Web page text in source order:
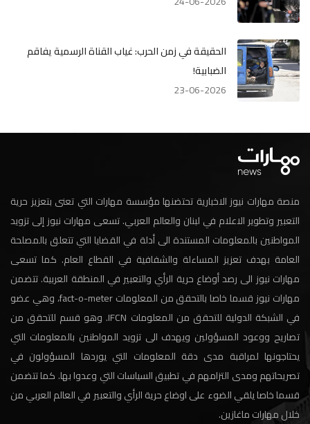
الحقيقة في زمن الحرب: غياب القناة الرسمية يفاقم
الضبابية!
23-06-2026
منصة مهارات نيوز الاخبارية تحتضنها مؤسسة مهارات التي تعنى بتعزيز حرية
التعبير وتطوير الاعلام في لبنان والعالم العربي. تسعى مهارات نيوز إلى تزويد
المواطنين بالمعلومات المستندة الى أدلة في القضايا التي تتعلق بالمصلحة
العامة بهدف تعزيز المساءلة والشفافية في القطاع العام. كما تسعى
مهارات نيوز الى رصد أوضاع حرية الرأي والتعبير في المنطقة العربية. تتضمن
مهارات نيوز قسما خاصا بالتحقق من المعلومات fact-o-meter، وهي عضو
في الشبكة الدولية للتحقق من المعلومات IFCN. وهو قسم للتحقق من
تصاريح ووعود المسؤولين ويهدف الى تزويد المواطنين بالمعلومات التي
يحتاجونها لمراقبة مدى دقة المعلومات التي يوردها المسؤولون في
تصريحاتهم ومدى التزامهم في تطبيق السياسات التي وعدوا بها. كما تتضمن
قسما خاصا يلقي الضوء على اوضاع حرية الرأي والتعبير في العالم العربي من
خلال مهارات ماغازين.